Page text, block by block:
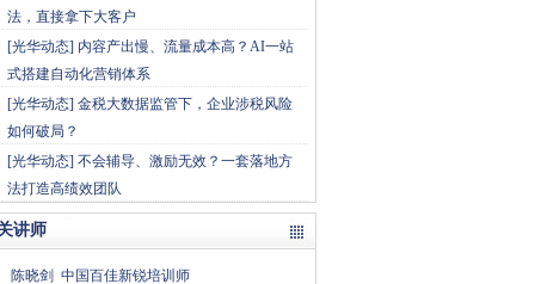
法，直接拿下大客户
[光华动态] 内容产出慢、流量成本高？AI一站
式搭建自动化营销体系
[光华动态] 金税大数据监管下，企业涉税风险
如何破局？
[光华动态] 不会辅导、激励无效？一套落地方
法打造高绩效团队
讲师
陈晓剑 中国百佳新锐培训师